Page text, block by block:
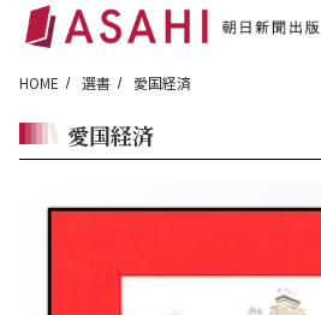
HOME 選書 愛国経済
愛国経済